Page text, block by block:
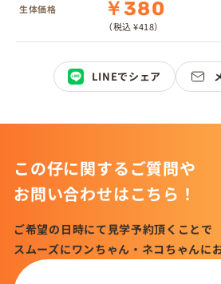
生体価格 ￥380
（税込 ¥418）
LINEでシェア
この仔に関するご質問や
お問い合わせはこちら！
ご希望の日時にて見学予約頂くことで
スムーズにワンちゃん・ネコちゃんに